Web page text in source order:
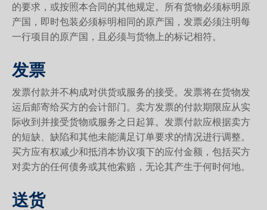
的要求，或按照本合同的其他规定。所有货物必须标明原
产国，即时包装必须标明相同的原产国，发票必须注明每
一行项目的原产国，且必须与货物上的标记相符。
发票
发票付款并不构成对供货或服务的接受。发票将在货物发
运后邮寄给买方的会计部门。卖方发票的付款期限应从实
际收到并接受货物或服务之日起算。发票付款应根据卖方
的短缺、缺陷和其他未能满足订单要求的情况进行调整。
买方应有权减少和抵消本协议项下的应付金额，包括买方
对卖方的任何债务或其他索赔，无论其产生于何时何地。
送货